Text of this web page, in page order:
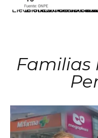
El JNE oficializó la
Familias